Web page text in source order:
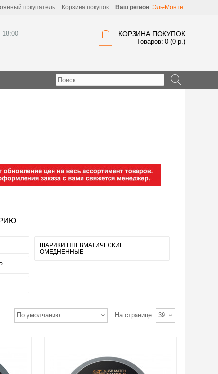
покупатель Корзина покупок Ваш регион: Эль-Монте
КОРЗИНА ПОКУПОК
Товаров: 0 (0 р.)
18:00
ШАРИКИ ПНЕВМАТИЧЕСКИЕ
ОМЕДНЕННЫЕ
На странице: 39
По умолчанию